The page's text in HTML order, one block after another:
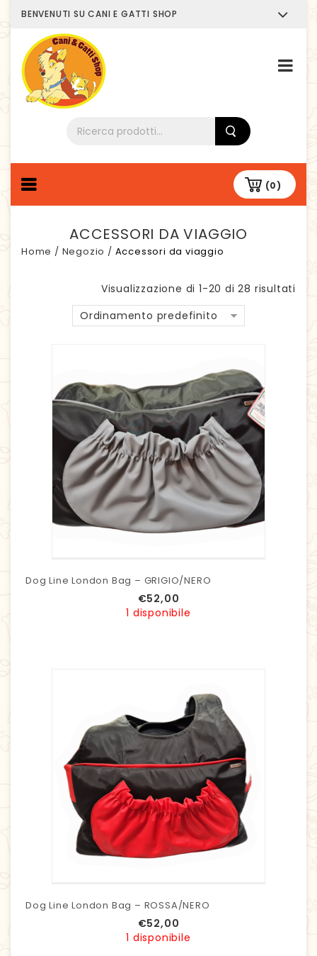
BENVENUTI SU CANI E GATTI SHOP
(0)
ACCESSORI DA VIAGGIO
Home / Negozio / Accessori da viaggio
Visualizzazione di 1-20 di 28 risultati
Ordinamento predefinito
Dog Line London Bag – GRIGIO/NERO
€52,00
1 disponibile
Dog Line London Bag – ROSSA/NERO
€52,00
1 disponibile